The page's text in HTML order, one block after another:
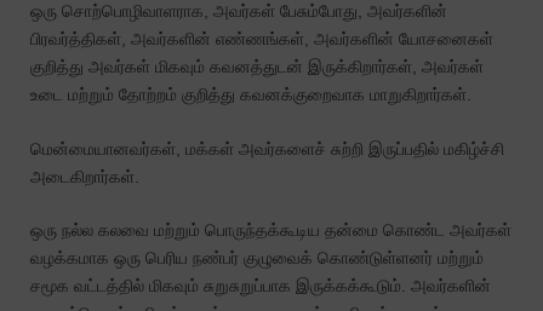
ஒரு சொற்பொழிவாளராக, அவர்கள் பேசும்போது, ​​அவர்களின்
பிரவர்த்திகள் , அவர்களின் எண்ணங்கள், அவர்களின் யோசனைகள்
குறித்து அவர்கள் மிகவும் கவனத்துடன் இருக்கிறார்கள், அவர்கள்
உடை மற்றும் தோற்றம் குறித்து கவனக்குறைவாக மாறுகிறார்கள்.
மென்மையானவர்கள், மக்கள் அவர்களைச் சுற்றி இருப்பதில் மகிழ்ச்சி
அடைகிறார்கள்.
ஒரு நல்ல கலவை மற்றும் பொருந்தக்கூடிய தன்மை கொண்ட அவர்கள்
வழக்கமாக ஒரு பெரிய நண்பர் குழுவைக் கொண்டுள்ளனர் மற்றும்
சமூக வட்டத்தில் மிகவும் சுறுசுறுப்பாக இருக்கக்கூடும். அவர்களின்